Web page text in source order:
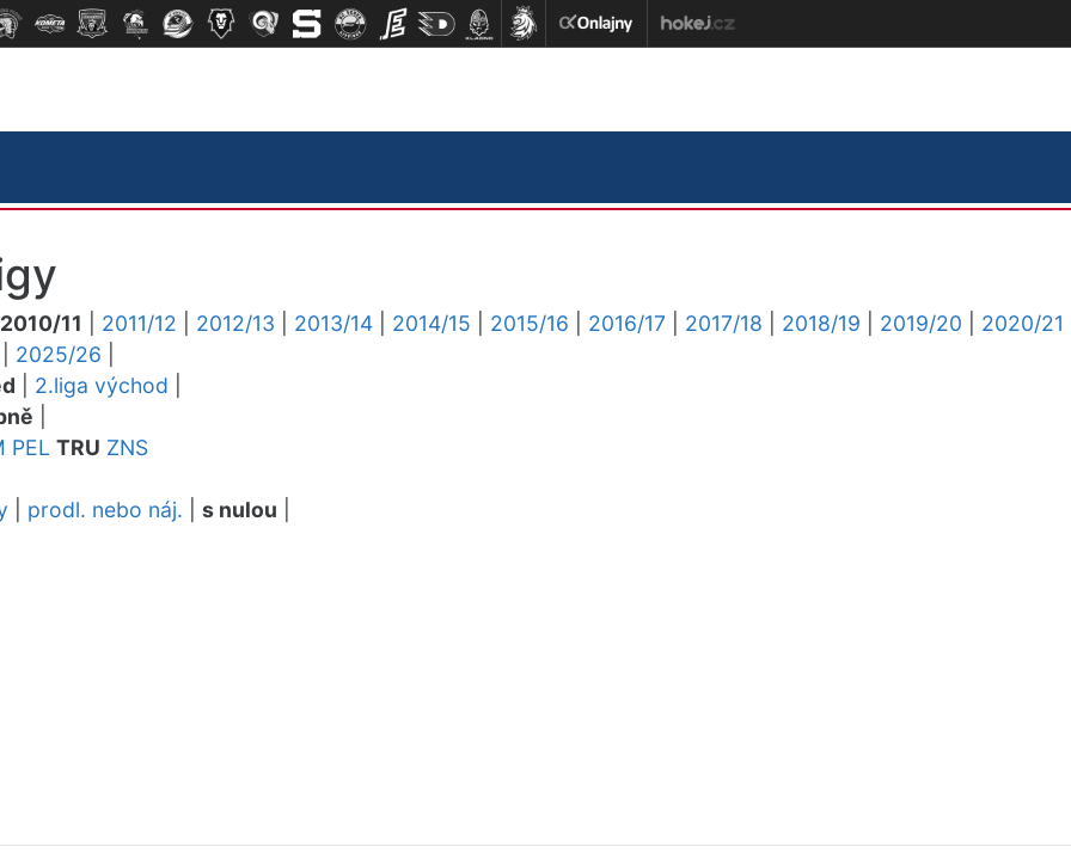
2010/11 2011/12 2012/13 2013/14 2014/15 2015/16 2016/17 2017/18 2018/19 2019/20
2020/21
2025/26
2.liga východ
PEL TRU ZNS
prodl. nebo náj. s nulou